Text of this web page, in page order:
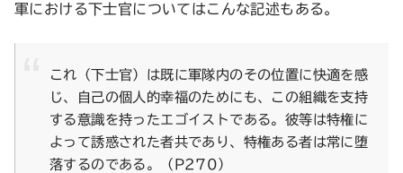
軍における下士官についてはこんな記述もある。
これ（下士官）は既に軍隊内のその位置に快適を感
じ、自己の個人的幸福のためにも、この組織を支持
する意識を持ったエゴイストである。彼等は特権に
よって誘惑された者共であり、特権ある者は常に堕
落するのである。（P270）